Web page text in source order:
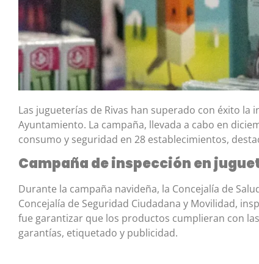
Las jugueterías de Rivas han superado con éxito la
Ayuntamiento. La campaña, llevada a cabo en
consumo y seguridad en 28 establecimientos,
Campaña de inspección en
Durante la campaña navideña, la Concejalía de
Concejalía de Seguridad Ciudadana y Movilidad,
fue garantizar que los productos cumplieran con
garantías, etiquetado y publicidad.